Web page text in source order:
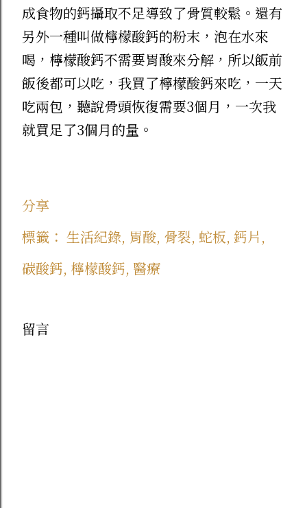
成食物的鈣攝取不足導致了骨質較鬆。還有
另外一種叫做檸檬酸鈣的粉末，泡在水來
喝，檸檬酸鈣不需要胃酸來分解，所以飯前
飯後都可以吃，我買了檸檬酸鈣來吃，一天
吃兩包，聽說骨頭恢復需要3個月，一次我
就買足了3個月的量。
分享
標籤： 生活紀錄 胃酸 骨裂 蛇板 鈣片
碳酸鈣 檸檬酸鈣 醫療
留言